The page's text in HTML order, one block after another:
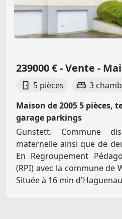
239000 € - Vente -
5 pièces 3
Maison de 2005 5 pièces,
garage parkings
Gunstett. Commune
maternelle ainsi que de
En Regroupement
(RPI) avec la commune de
Située à 16 min